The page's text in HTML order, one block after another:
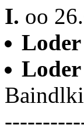
I. oo